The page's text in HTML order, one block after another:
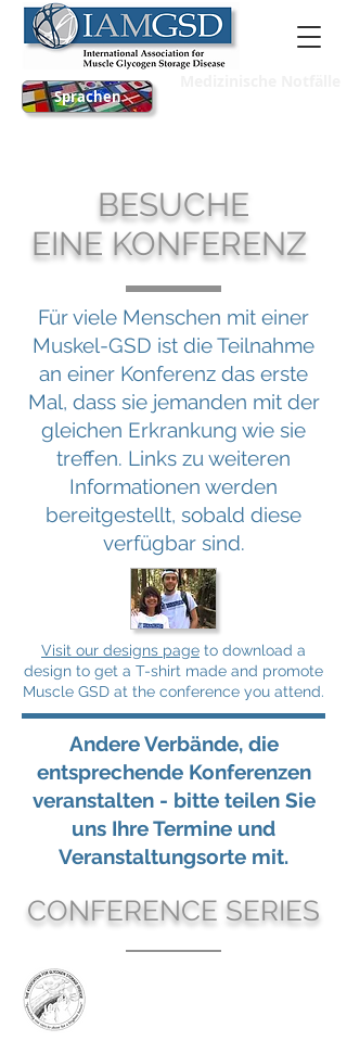
Sprachen
BESUCHE
EINE KONFERENZ
Für viele Menschen mit einer
Muskel-GSD ist die Teilnahme
an einer Konferenz das erste
Mal, dass sie jemanden mit der
gleichen Erkrankung wie sie
treffen. Links zu weiteren
Informationen werden
bereitgestellt, sobald diese
verfügbar sind.
Visit our designs page to download a
design to get a T-shirt made and promote
Muscle GSD at the conference you attend.
Andere Verbände, die
entsprechende Konferenzen
veranstalten - bitte teilen Sie
uns Ihre Termine und
Veranstaltungsorte mit.
CONFERENCE SERIES